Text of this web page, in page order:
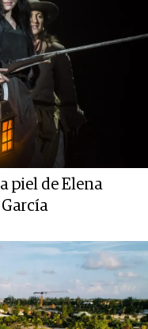
piel de Elena